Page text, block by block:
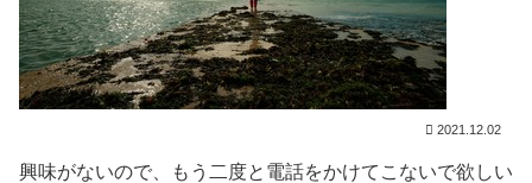
2021.12.02
興味がないので、もう二度と電話をかけてこないで欲しい